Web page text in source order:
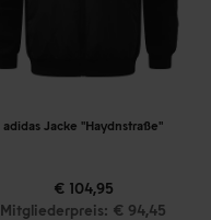
adidas Jacke "Haydnstraße"
€ 104,95
Mitgliederpreis: € 94,45